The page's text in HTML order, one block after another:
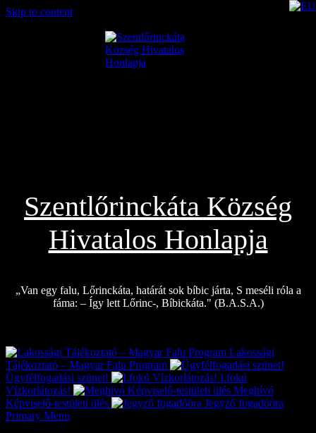
Skip to content
Szentlőrinckáta Község
Hivatalos Honlapja
„Van egy falu, Lőrinckáta, határát sok bíbic járta, S meséli róla a
fáma: – Így lett Lőrinc-, Bíbickáta." (B.A.S.A.)
Lakossági
Tájékoztató – Magyar Falu Program
Ügyfélfogadási szünet!
I.fokú
Vízkorlátozás!
Meghívó
Képviselő-testületi ülés
Jegyző fogadóóra
Primary Menu